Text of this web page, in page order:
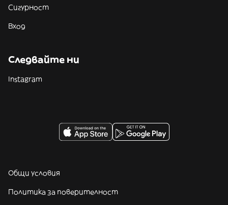
Сигурност
Вход
Следвайте ни
Instagram
Общи условия
Политика за поверителност